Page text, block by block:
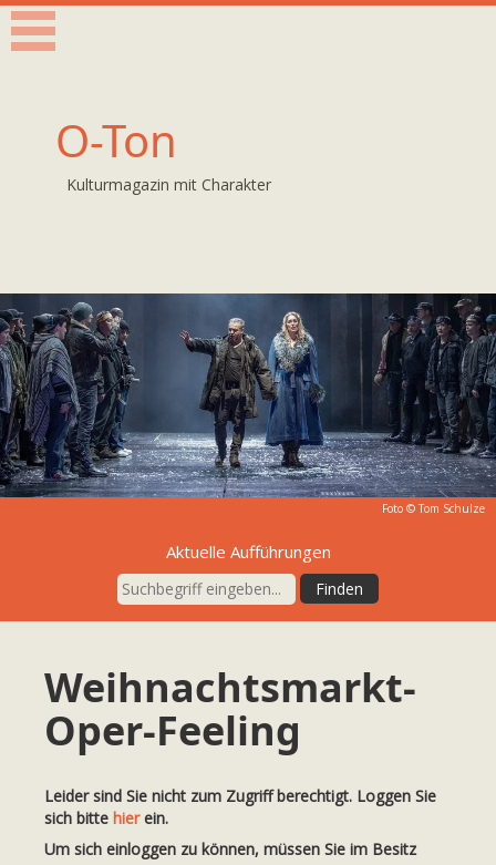
O-Ton
Kulturmagazin mit Charakter
Foto © Tom Schulze
Aktuelle Aufführungen
Weihnachtsmarkt-
Oper-Feeling
Leider sind Sie nicht zum Zugriff berechtigt. Loggen Sie
sich bitte hierein.
Um sich einloggen zu können, müssen Sie im Besitz